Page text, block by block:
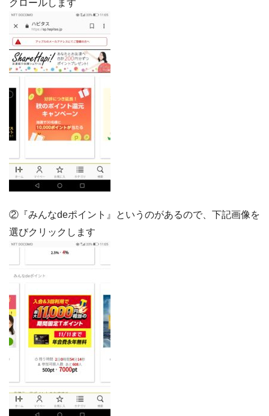
クロールします
②『みんなdeポイント』というのがあるので、下記画像を
選びクリックします